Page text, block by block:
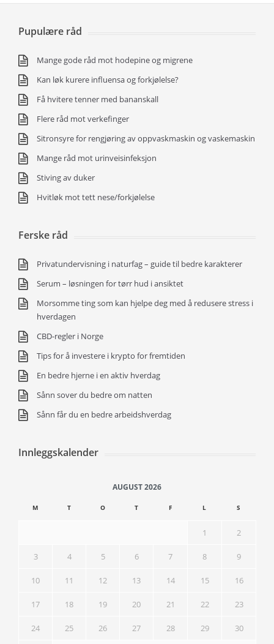
Pupulære råd
Mange gode råd mot hodepine og migrene
Kan løk kurere influensa og forkjølelse?
Få hvitere tenner med bananskall
Flere råd mot verkefinger
Sitronsyre for rengjøring av oppvaskmaskin og vaskemaskin
Mange råd mot urinveisinfeksjon
Stiving av duker
Hvitløk mot tett nese/forkjølelse
Ferske råd
Privatundervisning i naturfag – guide til bedre karakterer
Serum – løsningen for tørr hud i ansiktet
Morsomme ting som kan hjelpe deg med å redusere stress i
hverdagen
CBD-regler i Norge
Tips for å investere i krypto for fremtiden
En bedre hjerne i en aktiv hverdag
Sånn sover du bedre om natten
Sånn får du en bedre arbeidshverdag
Innleggskalender
AUGUST 2026
M T O T F L S
1 2
3 4 5 6 7 8 9
10 11 12 13 14 15 16
17 18 19 20 21 22 23
24 25 26 27 28 29 30